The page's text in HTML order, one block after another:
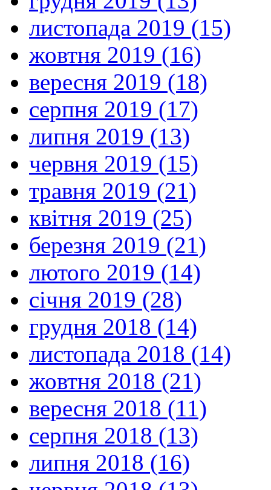
листопада 2019 (15)
жовтня 2019 (16)
вересня 2019 (18)
серпня 2019 (17)
липня 2019 (13)
червня 2019 (15)
травня 2019 (21)
квітня 2019 (25)
березня 2019 (21)
лютого 2019 (14)
січня 2019 (28)
грудня 2018 (14)
листопада 2018 (14)
жовтня 2018 (21)
вересня 2018 (11)
серпня 2018 (13)
липня 2018 (16)